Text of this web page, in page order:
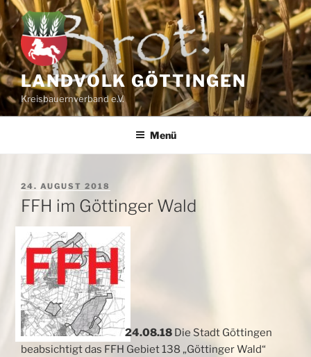
Zum
Inhalt
springen
LANDVOLK GÖTTINGEN
Kreisbauernverband e.V.
Menü
VERÖFFENTLICHT
AM
24. AUGUST 2018
FFH im Göttinger Wald
24.08.18 Die Stadt Göttingen
beabsichtigt das FFH Gebiet 138 „Göttinger Wald“